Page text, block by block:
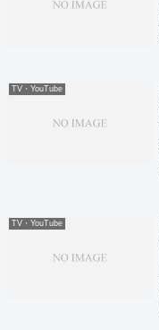
TV・YouTube
TV・YouTube